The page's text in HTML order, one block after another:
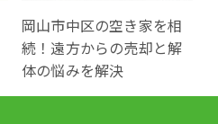
岡山市中区の空き家を相
続！遠方からの売却と解
体の悩みを解決